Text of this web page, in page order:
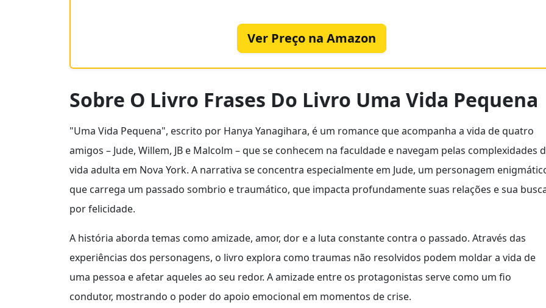
Ver Preço na Amazon
Sobre O Livro Frases Do Livro Uma Vida Pequena
"Uma Vida Pequena", escrito por Hanya Yanagihara, é um romance que acompanha a vida de quatro
amigos – Jude, Willem, JB e Malcolm – que se conhecem na faculdade e navegam pelas complexidades
vida adulta em Nova York. A narrativa se concentra especialmente em Jude, um personagem
que carrega um passado sombrio e traumático, que impacta profundamente suas relações e sua
por felicidade.
A história aborda temas como amizade, amor, dor e a luta constante contra o passado. Através das
experiências dos personagens, o livro explora como traumas não resolvidos podem moldar a vida de
uma pessoa e afetar aqueles ao seu redor. A amizade entre os protagonistas serve como um fio
condutor, mostrando o poder do apoio emocional em momentos de crise.